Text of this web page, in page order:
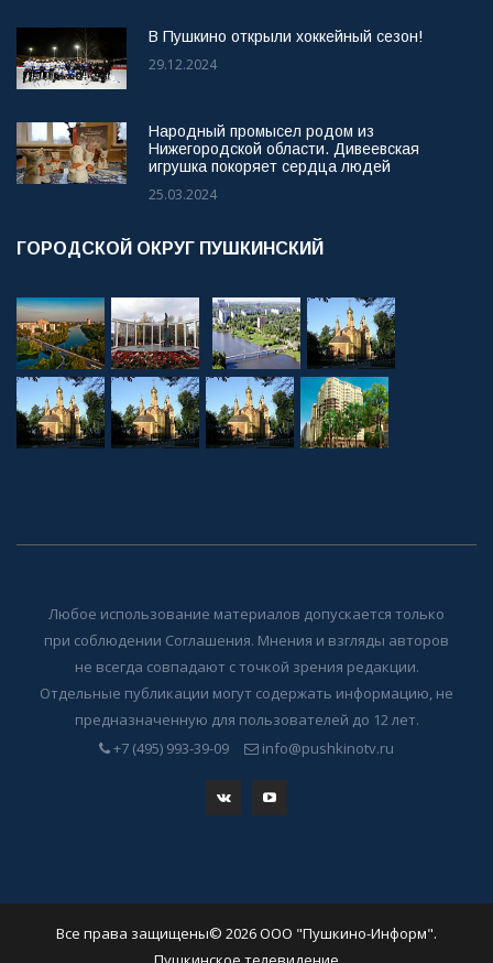
В Пушкино открыли хоккейный сезон!
29.12.2024
Народный промысел родом из
Нижегородской области. Дивеевская
игрушка покоряет сердца людей
25.03.2024
ГОРОДСКОЙ ОКРУГ ПУШКИНСКИЙ
Любое использование материалов допускается только
при соблюдении Соглашения. Мнения и взгляды авторов
не всегда совпадают с точкой зрения редакции.
Отдельные публикации могут содержать информацию, не
предназначенную для пользователей до 12 лет.
+7 (495) 993-39-09
info@pushkinotv.ru
Все права защищены© 2026 ООО "Пушкино-Информ".